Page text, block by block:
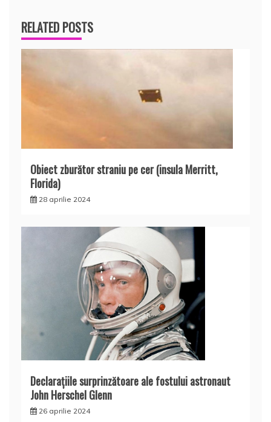
RELATED POSTS
Obiect zburător straniu pe cer (insula Merritt,
Florida)
28 aprilie 2024
Declaraţiile surprinzătoare ale fostului astronaut
John Herschel Glenn
26 aprilie 2024